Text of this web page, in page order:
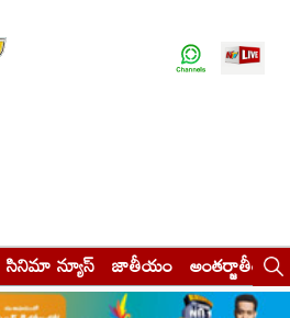
సినిమా న్యూస్ జాతీయం అంతర్జాతీయం